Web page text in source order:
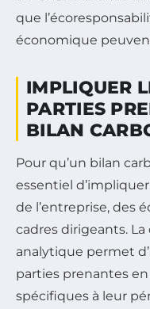
que
économique
IMPLIQUER
PARTIES
BILAN
Pour qu’un bilan
essentiel
de l’entreprise, des
cadres dirigeants.
analytique permet
parties prenantes
spécifiques à leur